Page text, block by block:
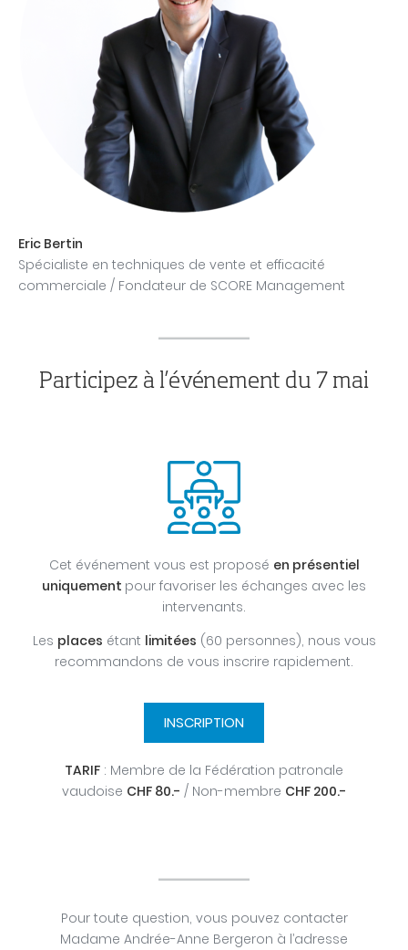
Eric Bertin
Spécialiste en techniques de vente et efficacité
commerciale / Fondateur de SCORE Management
Participez à l’événement du 7 mai
Cet événement vous est proposé en présentiel
uniquement pour favoriser les échanges avec les
intervenants.
Les places étant limitées (60 personnes), nous vous
recommandons de vous inscrire rapidement.
INSCRIPTION
TARIF : Membre de la Fédération patronale
vaudoise CHF 80.- / Non-membre CHF 200.-
Pour toute question, vous pouvez contacter
Madame Andrée-Anne Bergeron à l’adresse